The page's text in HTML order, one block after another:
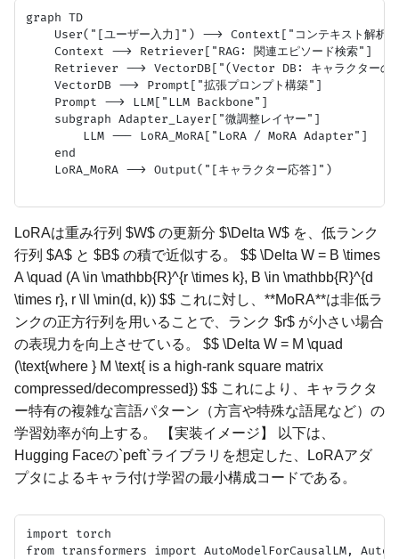
graph TD
User("[ユーザー入力]") --> Context["コンテキスト解析
    Context --> Retriever["RAG: 関連エピソード検索"]
Retriever --> VectorDB["(Vector DB: キャラクターの
    VectorDB --> Prompt["拡張プロンプト構築"]
    Prompt --> LLM["LLM Backbone"]
    subgraph Adapter_Layer["微調整レイヤー"]
        LLM --- LoRA_MoRA["LoRA / MoRA Adapter"]
    end
    LoRA_MoRA --> Output("[キャラクター応答]")
LoRAは重み行列 $W$ の更新分 $\Delta W$ を、低ランク
行列 $A$ と $B$ の積で近似する。 $$ \Delta W = B \times
A \quad (A \in \mathbb{R}^{r \times k}, B \in \mathbb{R}^{d
\times r}, r \ll \min(d, k)) $$ これに対し、**MoRA**は非低ラ
ンクの正方行列を用いることで、ランク $r$ が小さい場合
の表現力を向上させている。 $$ \Delta W = M \quad
(\text{where } M \text{ is a high-rank square matrix
compressed/decompressed}) $$ これにより、キャラクタ
ー特有の複雑な言語パターン（方言や特殊な語尾など）の
学習効率が向上する。 【実装イメージ】 以下は、
Hugging Faceの`peft`ライブラリを想定した、LoRAアダ
プタによるキャラ付け学習の最小構成コードである。
import torch
from transformers import AutoModelForCausalLM,